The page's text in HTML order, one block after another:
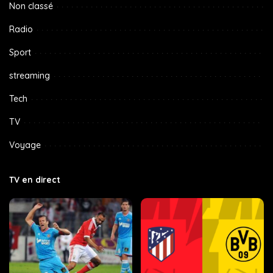
Non classé
Radio
Sport
streaming
Tech
TV
Voyage
TV en direct